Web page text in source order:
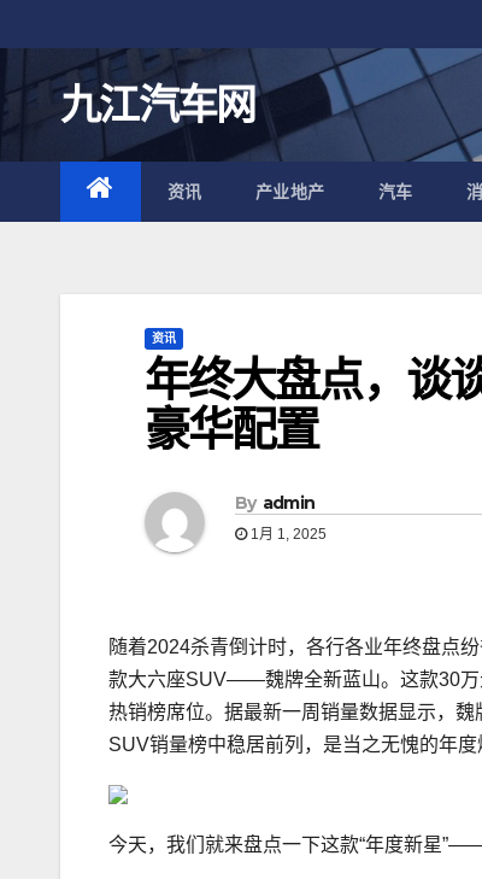
至
内
容
九江汽车网
资讯 产业地产 汽车
资讯
年终大盘点，谈
豪华配置
By admin
1月 1, 2025
随着2024杀青倒计时，各行各业年终盘点
款大六座SUV——魏牌全新蓝山。这款30万
热销榜席位。据最新一周销量数据显示，
SUV销量榜中稳居前列，是当之无愧的年度
今天，我们就来盘点一下这款“年度新星